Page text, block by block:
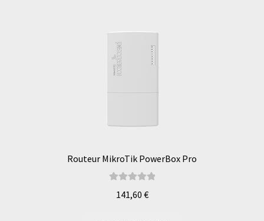
Routeur MikroTik PowerBox Pro
5
141,60 €